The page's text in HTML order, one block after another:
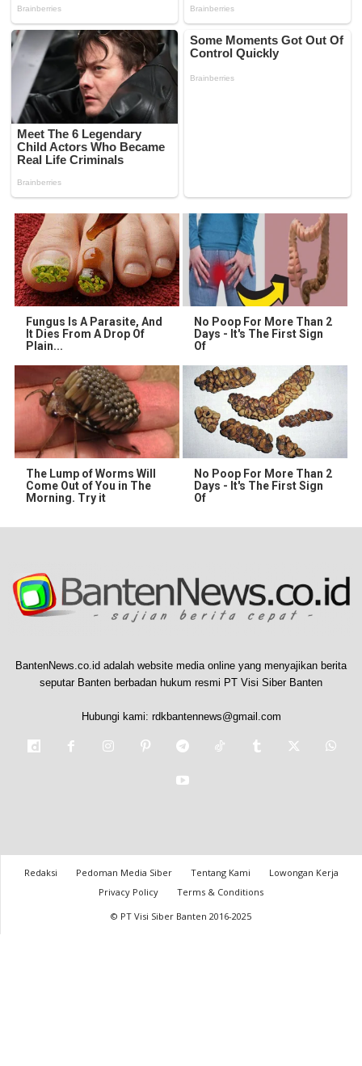
Fungus Is A Parasite, And
It Dies From A Drop Of
Plain...
No Poop For More Than 2
Days - It's The First Sign
Of
The Lump of Worms Will
Come Out of You in The
Morning. Try it
No Poop For More Than 2
Days - It's The First Sign
Of
BantenNews.co.id adalah website media online yang menyajikan berita
seputar Banten berbadan hukum resmi PT Visi Siber Banten
Hubungi kami: rdkbantennews@gmail.com
Redaksi Pedoman Media Siber Tentang Kami
Lowongan Kerja
Privacy Policy
Terms & Conditions
© PT Visi Siber Banten 2016-2025